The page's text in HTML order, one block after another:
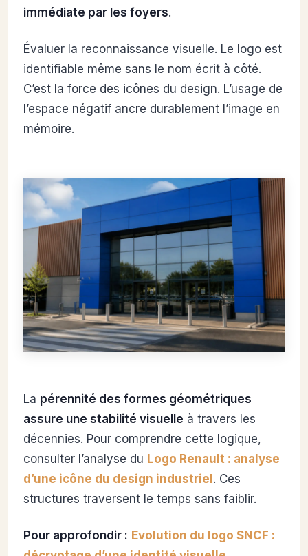
immédiate par les foyers.
Évaluer la reconnaissance visuelle. Le logo est
identifiable même sans le nom écrit à côté.
C’est la force des icônes du design. L’usage de
l’espace négatif ancre durablement l’image en
mémoire.
La pérennité des formes géométriques
assure une stabilité visuelle à travers les
décennies. Pour comprendre cette logique,
consulter l’analyse du Logo Renault : analyse
d’une icône du design industriel. Ces
structures traversent le temps sans faiblir.
Pour approfondir : Evolution du logo SNCF :